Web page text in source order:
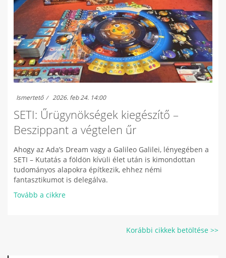
Ismertető 2026. feb 24. 14:00
SETI: Űrügynökségek kiegészítő –
Beszippant a végtelen űr
Ahogy az Ada’s Dream vagy a Galileo Galilei, lényegében a
SETI – Kutatás a földön kívüli élet után is kimondottan
tudományos alapokra építkezik, ehhez némi
fantasztikumot is delegálva.
Tovább a cikkre
Korábbi cikkek betöltése >>